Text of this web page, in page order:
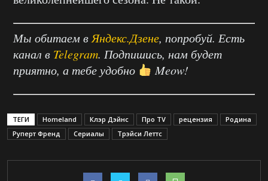
Мы обитаем в Яндекс.Дзене, попробуй. Есть
канал в Telegram. Подпишись, нам будет
приятно, а тебе удобно
Meow!
ТЕГИ Homeland Клэр Дэйнс Про TV рецензия
Родина
Руперт Френд
Сериалы Трэйси Леттс